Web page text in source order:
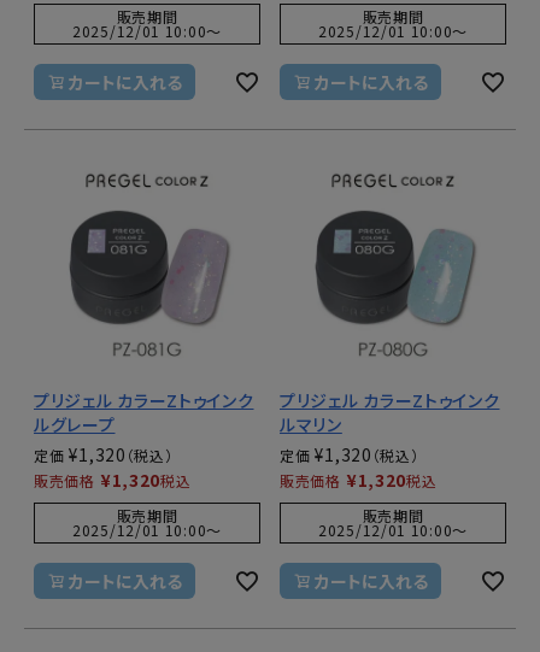
販売期間
2025/12/01 10:00〜
カートに入れる
販売期間
2025/12/01 10:00〜
カートに入れる
プリジェル カラーZトゥインク
ルグレープ
定価 ¥1,320
販売価格 ¥1,320税込
販売期間
2025/12/01 10:00〜
カートに入れる
プリジェル カラーZトゥインク
ルマリン
定価 ¥1,320
販売価格 ¥1,320税込
販売期間
2025/12/01 10:00〜
カートに入れる